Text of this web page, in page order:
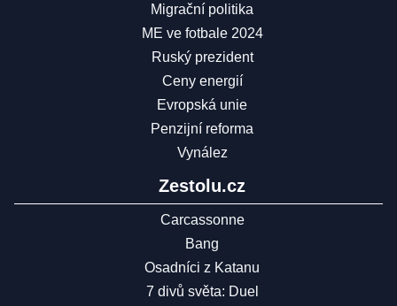
Migrační politika
ME ve fotbale 2024
Ruský prezident
Ceny energií
Evropská unie
Penzijní reforma
Vynález
Zestolu.cz
Carcassonne
Bang
Osadníci z Katanu
7 divů světa: Duel